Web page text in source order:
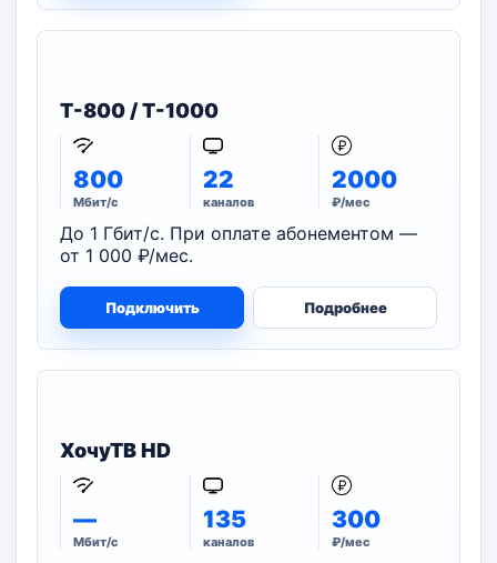
T-800 / T-1000
800
Мбит/с
22
каналов
2000
₽/мес
До 1 Гбит/с. При оплате абонементом —
от 1 000 ₽/мес.
Подключить Подробнее
ХочуТВ HD
—
Мбит/с
135
каналов
300
₽/мес